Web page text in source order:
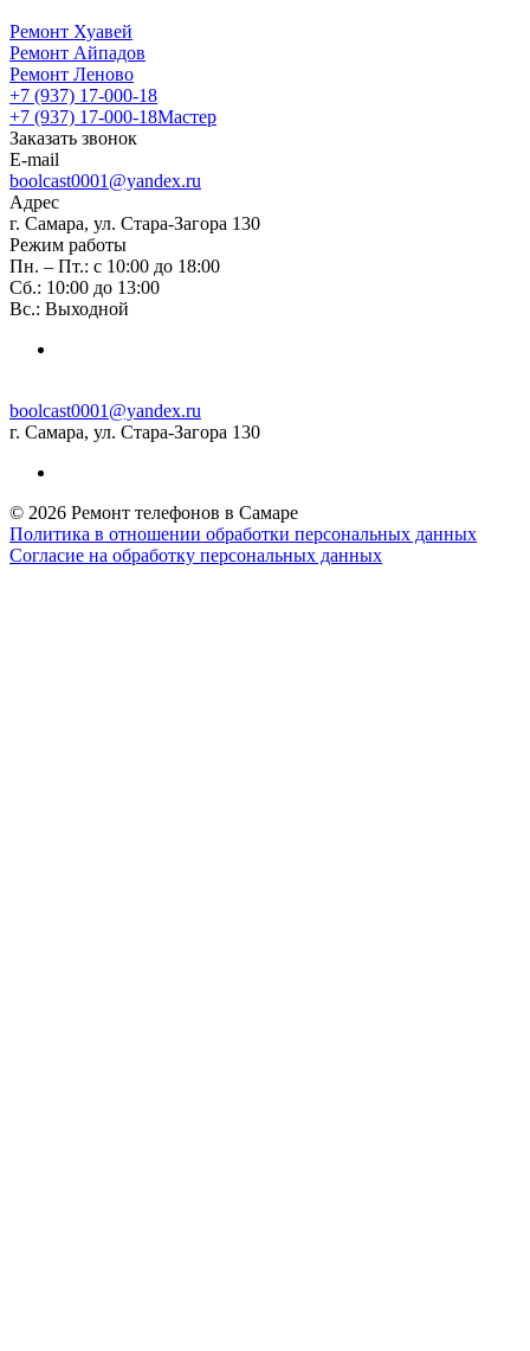
Ремонт Хуавей
Ремонт Айпадов
Ремонт Леново
+7 (937) 17-000-18
+7 (937) 17-000-18Мастер
Заказать звонок
E-mail
boolcast0001@yandex.ru
Адрес
г. Самара, ул. Стара-Загора 130
Режим работы
Пн. – Пт.: с 10:00 до 18:00
Сб.: 10:00 до 13:00
Вс.: Выходной
boolcast0001@yandex.ru
г. Самара, ул. Стара-Загора 130
© 2026 Ремонт телефонов в Самаре
Политика в отношении обработки персональных данных
Согласие на обработку персональных данных